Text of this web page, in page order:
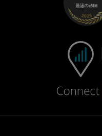
お問い合わせ先